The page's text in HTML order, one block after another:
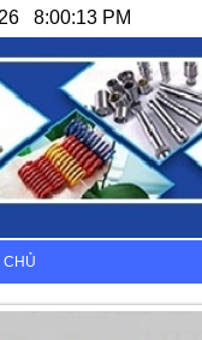
8:00:13 PM
CHỦ